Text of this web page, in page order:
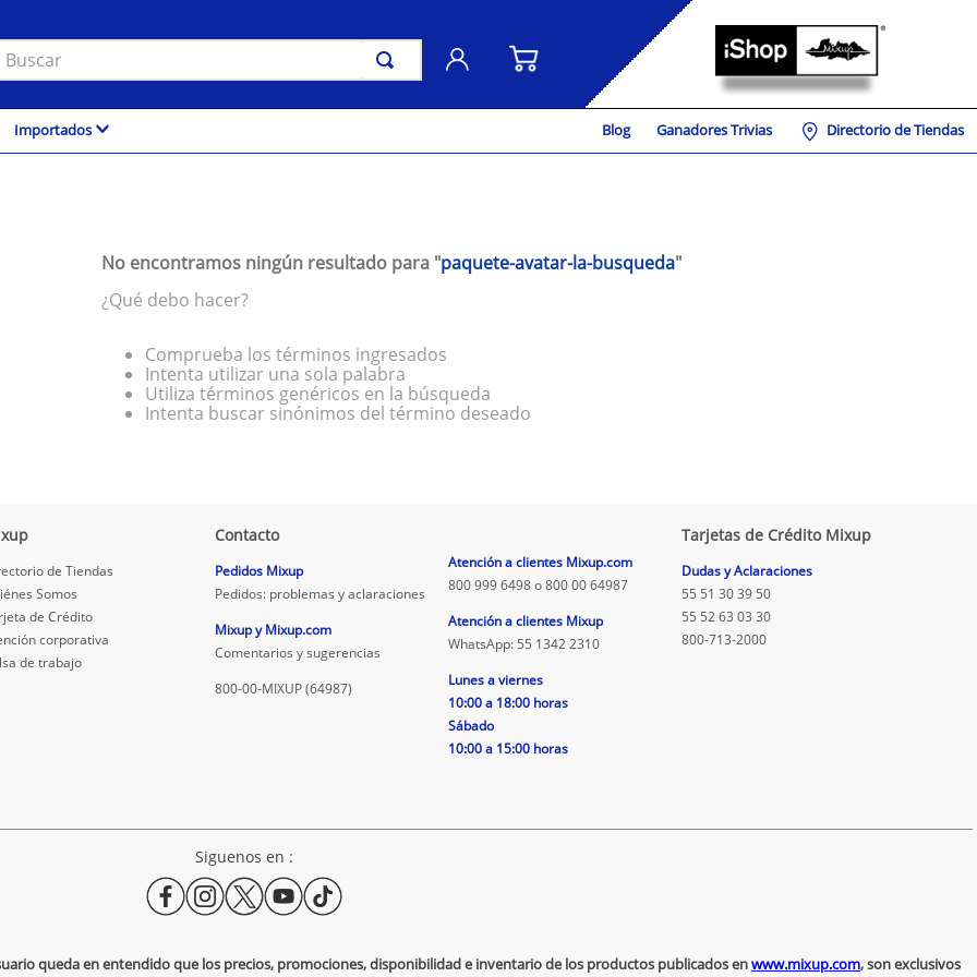
Importados Blog Ganadores Trivias Directorio de Tiendas
No encontramos ningún resultado para "paquete-avatar-la-busqueda"
¿Qué debo hacer?
Comprueba los términos ingresados
Intenta utilizar una sola palabra
Utiliza términos genéricos en la búsqueda
Intenta buscar sinónimos del término deseado
de Tiendas
Somos
de Crédito
corporativa
de trabajo
Contacto
Pedidos Mixup
Pedidos: problemas y aclaraciones
Mixup y Mixup.com
Comentarios y sugerencias
800-00-MIXUP (64987)
Atención a clientes Mixup.com
800 999 6498 o 800 00 64987
Atención a clientes Mixup
WhatsApp: 55 1342 2310
Lunes a viernes
10:00 a 18:00 horas
Sábado
10:00 a 15:00 horas
Tarjetas de Crédito Mixup
Dudas y Aclaraciones
55 51 30 39 50
55 52 63 03 30
800-713-2000
Siguenos en :
queda en entendido que los precios, promociones, disponibilidad e inventario de los productos publicados enwww.mixup.com, son exclusivos